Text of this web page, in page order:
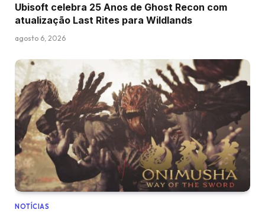
Ubisoft celebra 25 Anos de Ghost Recon com
atualização Last Rites para Wildlands
agosto 6, 2026
NOTÍCIAS